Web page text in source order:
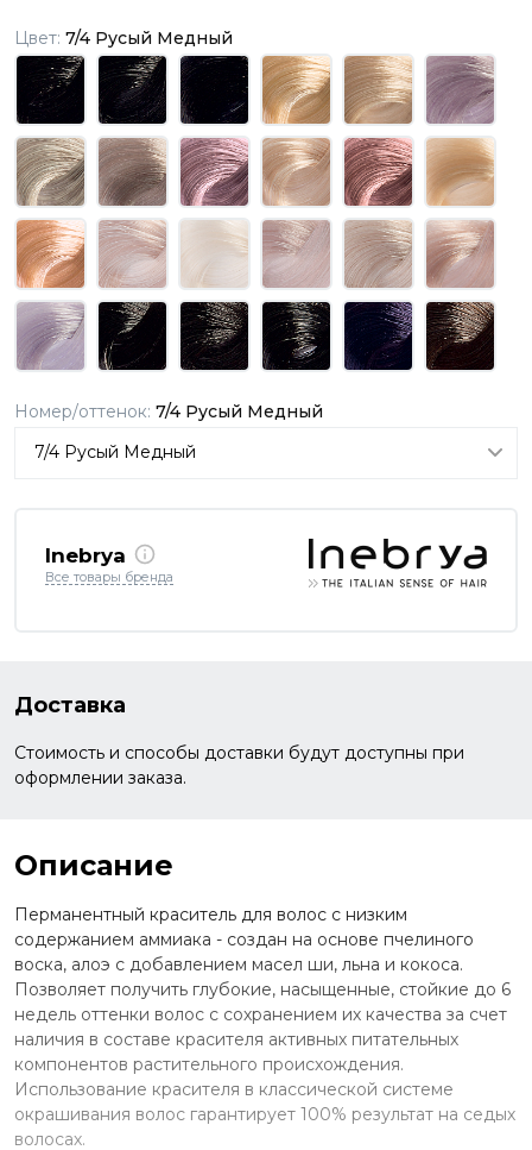
Цвет: 7/4 Русый Медный
Номер/оттенок: 7/4 Русый Медный
Inebrya
Все товары бренда
Доставка
Стоимость и способы доставки будут доступны при
оформлении заказа.
Описание
Перманентный краситель для волос с низким
содержанием аммиака - создан на основе пчелиного
воска, алоэ с добавлением масел ши, льна и кокоса.
Позволяет получить глубокие, насыщенные, стойкие до 6
недель оттенки волос с сохранением их качества за счет
наличия в составе красителя активных питательных
компонентов растительного происхождения.
Использование красителя в классической системе
окрашивания волос гарантирует 100% результат на седых
волосах.